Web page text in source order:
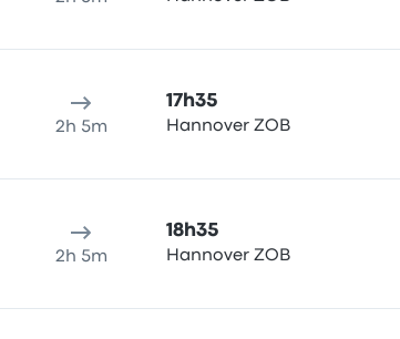
2h 5m
17h35
Hannover ZOB
2h 5m
18h35
Hannover ZOB